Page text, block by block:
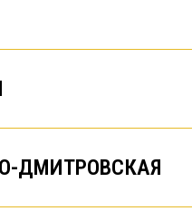
ДМИТРОВСКАЯ